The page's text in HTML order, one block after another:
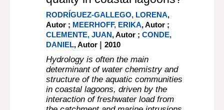
Can ephemeral
proliferations of submerged
macrophytes influence
zoobenthos and water
quality in coastal lagoons?
RODRÍGUEZ-GALLEGO, LORENA,
Autor ;MEERHOFF, ERIKA, Autor ;
CLEMENTE, JUAN, Autor ; CONDE,
DANIEL, Autor|2010